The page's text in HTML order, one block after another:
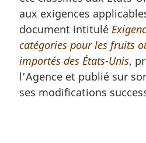
n
a
e
:
aux exigences
document intitulé
catégories pour les fruits
importés des États-Unis,
l’Agence et publié sur
ses modifications